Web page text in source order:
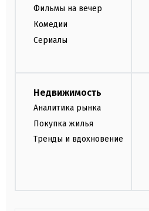
Фильмы на вечер
Комедии
Сериалы
Недвижимость
Аналитика рынка
Покупка жилья
Тренды и вдохновение